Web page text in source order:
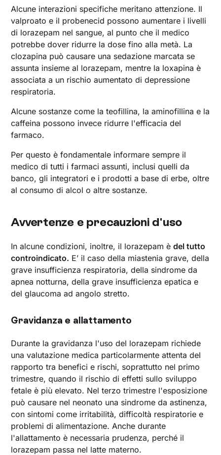
Alcune interazioni specifiche meritano attenzione. Il
valproato e il probenecid possono aumentare i livelli
di lorazepam nel sangue, al punto che il medico
potrebbe dover ridurre la dose fino alla metà. La
clozapina può causare una sedazione marcata se
assunta insieme al lorazepam, mentre la loxapina è
associata a un rischio aumentato di depressione
respiratoria.
Alcune sostanze come la teofillina, la aminofillina e la
caffeina possono invece ridurre l'efficacia del
farmaco.
Per questo è fondamentale informare sempre il
medico di tutti i farmaci assunti, inclusi quelli da
banco, gli integratori e i prodotti a base di erbe, oltre
al consumo di alcol o altre sostanze.
Avvertenze e precauzioni d'uso
In alcune condizioni, inoltre, il lorazepam èdel tutto
controindicato. E’ il caso della miastenia grave, della
grave insufficienza respiratoria, della sindrome da
apnea notturna, della grave insufficienza epatica e
del glaucoma ad angolo stretto.
Gravidanza e allattamento
Durante la gravidanza l'uso del lorazepam richiede
una valutazione medica particolarmente attenta del
rapporto tra benefici e rischi, soprattutto nel primo
trimestre, quando il rischio di effetti sullo sviluppo
fetale è più elevato. Nel terzo trimestre l'esposizione
può causare nel neonato una sindrome da astinenza,
con sintomi come irritabilità, difficoltà respiratorie e
problemi di alimentazione. Anche durante
l'allattamento è necessaria prudenza, perché il
lorazepam passa nel latte materno.